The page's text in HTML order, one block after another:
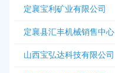
定襄宝利矿业有限公司
定襄县汇丰机械销售中心
山西宝弘达科技有限公司